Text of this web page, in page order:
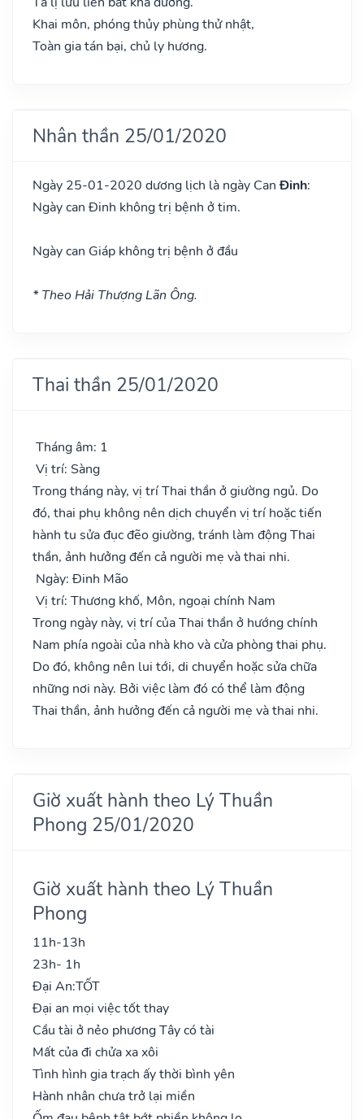
Khai môn, phóng thủy phùng thử nhật,
Toàn gia tán bại, chủ ly hương.
Nhân thần 25/01/2020
Ngày 25-01-2020 dương lịch là ngày CanĐinh:
Ngày can Đinh không trị bệnh ở tim.
Ngày can Giáp không trị bệnh ở đầu
* Theo Hải Thượng Lãn Ông.
Thai thần 25/01/2020
Tháng âm: 1
Vị trí: Sàng
Trong tháng này, vị trí Thai thần ở giường ngủ. Do
đó, thai phụ không nên dịch chuyển vị trí hoặc tiến
hành tu sửa đục đẽo giường, tránh làm động Thai
thần, ảnh hưởng đến cả người mẹ và thai nhi.
Ngày: Đinh Mão
Vị trí: Thương khố, Môn, ngoại chính Nam
Trong ngày này, vị trí của Thai thần ở hướng chính
Nam phía ngoài của nhà kho và cửa phòng thai phụ.
Do đó, không nên lui tới, di chuyển hoặc sửa chữa
những nơi này. Bởi việc làm đó có thể làm động
Thai thần, ảnh hưởng đến cả người mẹ và thai nhi.
Giờ xuất hành theo Lý Thuần
Phong 25/01/2020
Giờ xuất hành theo Lý Thuần
Phong
11h-13h
23h- 1h
Đại An:TỐT
Đại an mọi việc tốt thay
Cầu tài ở nẻo phương Tây có tài
Mất của đi chửa xa xôi
Tình hình gia trạch ấy thời bình yên
Hành nhân chưa trở lại miền